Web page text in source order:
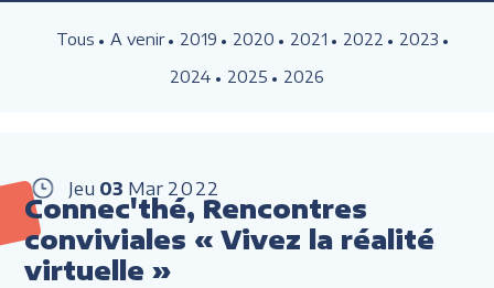
Tous A venir 2019 2020 2021 2022
2023
2024
2025 2026
Jeu 03 Mar 2022
Connec'thé, Rencontres
conviviales « Vivez la réalité
virtuelle »